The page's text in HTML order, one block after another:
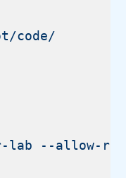
code/
lab --allow-